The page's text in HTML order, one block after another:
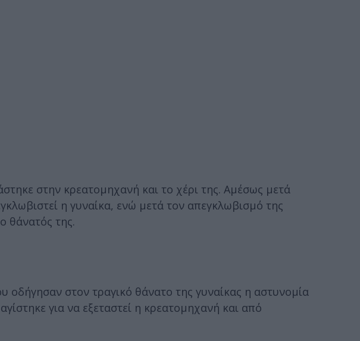
στην κρεατομηχανή και το χέρι της. Αμέσως μετά
η γυναίκα, ενώ μετά τον απεγκλωβισμό της
θάνατός της.
οδήγησαν στον τραγικό θάνατο της γυναίκας η αστυνομία
για να εξεταστεί η κρεατομηχανή και από